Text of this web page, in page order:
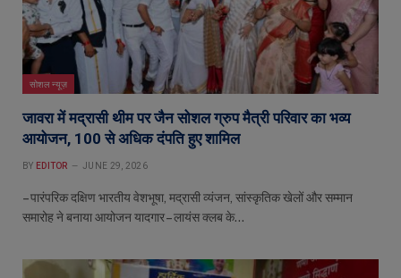
सोशल न्यूज़
जावरा में मद्रासी थीम पर जैन सोशल ग्रुप मैत्री परिवार का भव्य
आयोजन, 100 से अधिक दंपति हुए शामिल
BY EDITOR JUNE 29, 2026
– पारंपरिक दक्षिण भारतीय वेशभूषा, मद्रासी व्यंजन, सांस्कृतिक खेलों और सम्मान
समारोह ने बनाया आयोजन यादगार – लायंस क्लब के…